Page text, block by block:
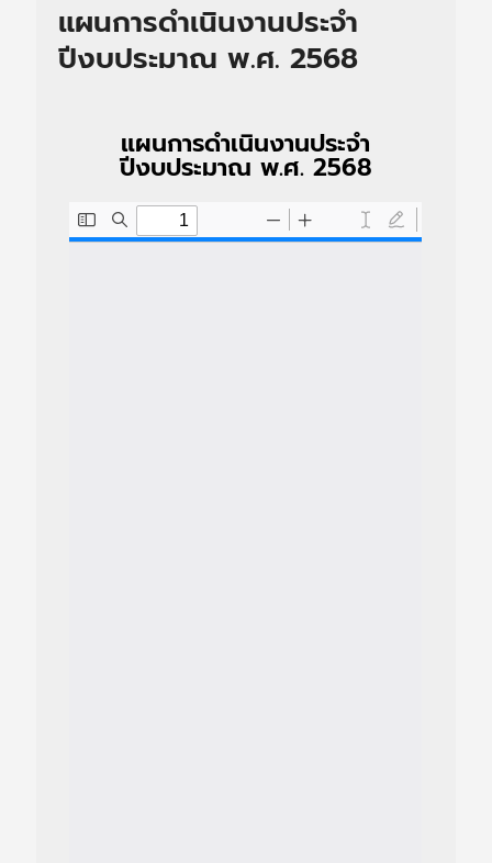
แผนการดำเนินงานประจำ
ปีงบประมาณ พ.ศ. 2568
แผนการดำเนินงานประจำ
ปีงบประมาณ พ.ศ. 2568